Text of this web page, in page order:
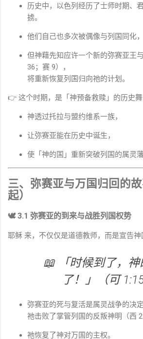
历史中，以色列经历了士师时期、
掳。
他们自己也多次被偶像与列国同化，
但神藉先知应许一个新的弥赛亚王
36；赛 9），
将重新恢复列国归向祂的计划。
👉 这个时期，是「神预备救赎」的历史舞
神透过托拉与盟约维系一族，
让弥赛亚能在历史中诞生，
使「神的国」重新突破列国的属灵藩
三、弥赛亚与万国归回的
起）
🕊 3.1 弥赛亚的到来与战胜列国权势
耶稣 来，不仅仅是道德教师，而是宣告神
📖 「时候到了，神
了！」（可 1:15
弥赛亚的死与复活是属灵战争的决定
祂击败了掌管列国的反叛神明（西
祂恢复了神对万国的主权。